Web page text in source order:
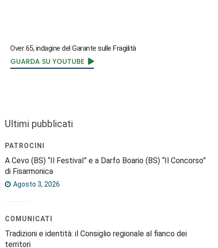
Over 65, indagine del Garante sulle Fragilità
GUARDA SU YOUTUBE
Ultimi pubblicati
PATROCINI
A Cevo (BS) “Il Festival” e a Darfo Boario (BS) “Il Concorso”
di Fisarmonica
Agosto 3, 2026
COMUNICATI
Tradizioni e identità: il Consiglio regionale al fianco dei
territori